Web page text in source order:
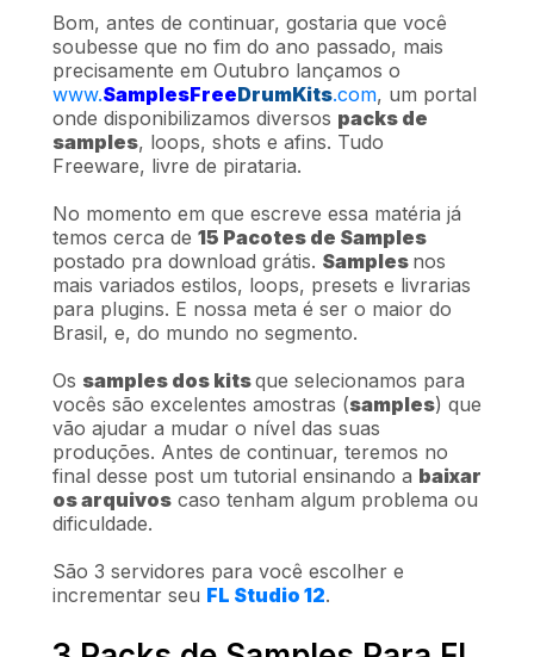
Bom, antes de continuar, gostaria que você
soubesse que no fim do ano passado, mais
precisamente em Outubro lançamos o
www.SamplesFreeDrumKits.com, um portal
onde disponibilizamos diversos packs de
samples, loops, shots e afins. Tudo
Freeware, livre de pirataria.
No momento em que escreve essa matéria já
temos cerca de 15 Pacotes de Samples
postado pra download grátis. Samples nos
mais variados estilos, loops, presets e livrarias
para plugins. E nossa meta é ser o maior do
Brasil, e, do mundo no segmento.
Os samples dos kitsque selecionamos para
vocês são excelentes amostras (samples) que
vão ajudar a mudar o nível das suas
produções. Antes de continuar, teremos no
final desse post um tutorial ensinando a baixar
os arquivos caso tenham algum problema ou
dificuldade.
São 3 servidores para você escolher e
incrementar seu FL Studio 12.